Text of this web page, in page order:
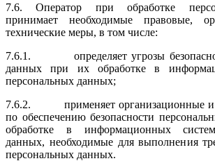
7.6. Оператор при обработке
принимает необ­ходимые правовые,
технические меры, в том числе:
7.6.1. определяет угрозы
данных при их обработке в
персональных данных;
7.6.2. применяет организационные и
по обеспечению без­опасности
обработке в информационных
данных, необходимые для выполнения
персональных данных.